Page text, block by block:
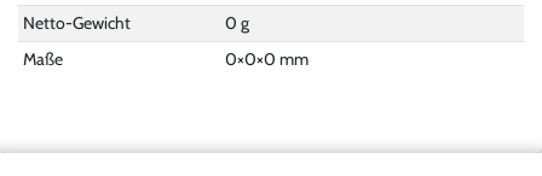
Netto-Gewicht
0 g
Maße
0×0×0 mm